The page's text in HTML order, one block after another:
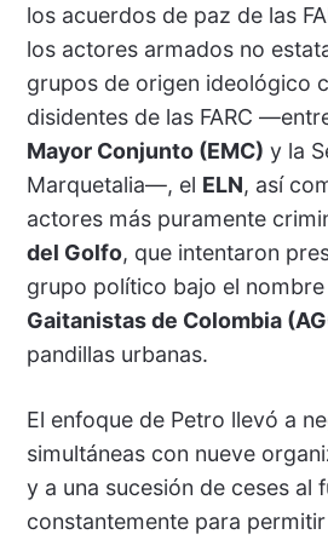
los acuerdos de paz de las
los actores armados no
grupos de origen ideológico
disidentes de las FARC
Mayor Conjunto (EMC) y la
Marquetalia—, el ELN, así
actores más puramente
del Golfo, que intentaron
grupo político bajo el
Gaitanistas de Colombia
pandillas urbanas.
El enfoque de Petro llevó a
simultáneas con nueve
y a una sucesión de ceses al
constantemente para